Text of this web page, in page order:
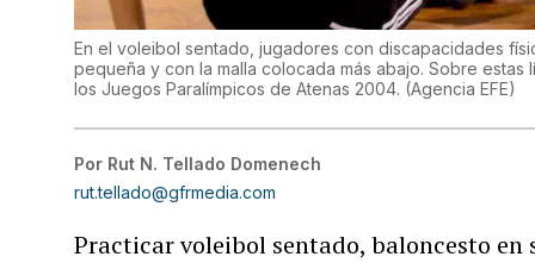
En el voleibol sentado, jugadores con discapacidades
pequeña y con la malla colocada más abajo. Sobre
los Juegos Paralímpicos de Atenas 2004. (Agencia EFE)
Por Rut N. Tellado Domenech
rut.tellado@gfrmedia.com
Practicar voleibol sentado, baloncesto